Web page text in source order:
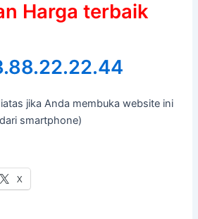
Harga terbaik
jika Anda membuka website ini
dari smartphone)
X